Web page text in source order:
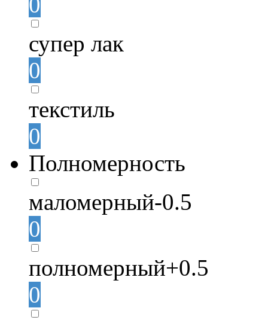
супер лак
0
текстиль
0
Полномерность
маломерный-0.5
0
полномерный+0.5
0